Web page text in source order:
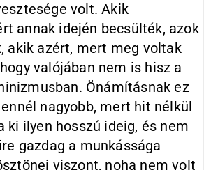
volt. Akik
annak idején becsülték, azok
akik azért, mert meg voltak
valójában nem is hisz a
Önámításnak ez
nagyobb, mert hit nélkül
ki ilyen hosszú ideig, és nem
gazdag a munkássága
viszont, noha nem volt